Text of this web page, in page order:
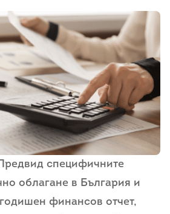
специфичните
облагане в България и
финансов отчет,